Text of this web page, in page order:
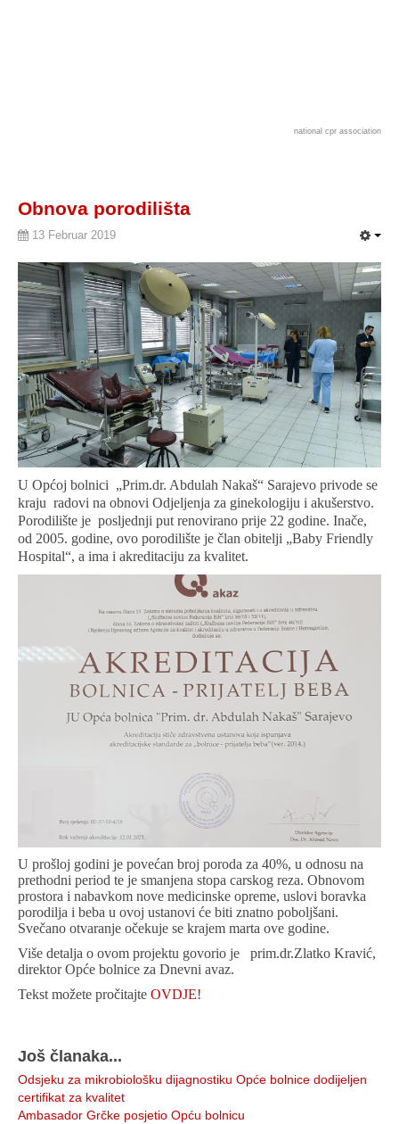
national cpr association
Obnova porodilišta
13 Februar 2019
U Općoj bolnici „Prim.dr. Abdulah Nakaš“ Sarajevo privode se
kraju radovi na obnovi Odjeljenja za ginekologiju i akušerstvo.
Porodilište je posljednji put renovirano prije 22 godine. Inače,
od 2005. godine, ovo porodilište je član obitelji „Baby Friendly
Hospital“, a ima i akreditaciju za kvalitet.
U prošloj godini je povećan broj poroda za 40%, u odnosu na
prethodni period te je smanjena stopa carskog reza. Obnovom
prostora i nabavkom nove medicinske opreme, uslovi boravka
porodilja i beba u ovoj ustanovi će biti znatno poboljšani.
Svečano otvaranje očekuje se krajem marta ove godine.
Više detalja o ovom projektu govorio je prim.dr.Zlatko Kravić,
direktor Opće bolnice za Dnevni avaz.
Tekst možete pročitajte OVDJE!
Još članaka...
Odsjeku za mikrobiološku dijagnostiku Opće bolnice dodijeljen
certifikat za kvalitet
Ambasador Grčke posjetio Opću bolnicu